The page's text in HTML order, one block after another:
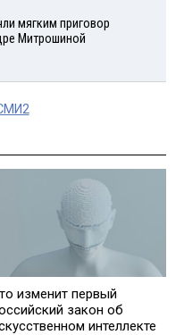
мягким приговор
Митрошиной
изменит первый
закон об
интеллекте